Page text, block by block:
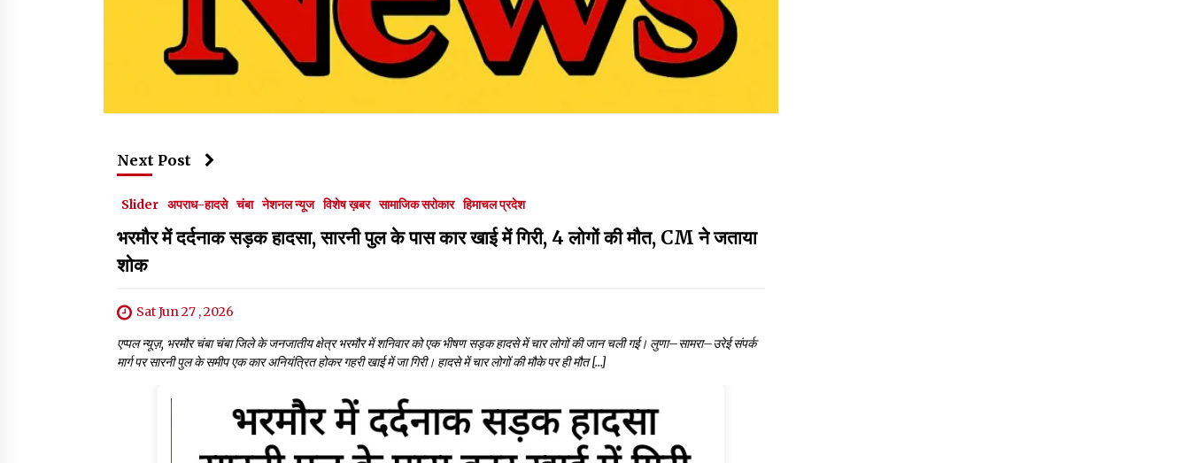
Next Post
Slider अपराध-हादसे चंबा नेशनल न्यूज विशेष ख़बर सामाजिक सरोकार हिमाचल प्रदेश
भरमौर में दर्दनाक सड़क हादसा, सारनी पुल के पास कार खाई में गिरी, 4 लोगों की मौत, CM ने जताया
शोक
Sat Jun 27 , 2026
एप्पल न्यूज़, भरमौर चंबा चंबा जिले के जनजातीय क्षेत्र भरमौर में शनिवार को एक भीषण सड़क हादसे में चार लोगों की जान चली गई। लुणा–सामरा–उरेई संपर्क
मार्ग पर सारनी पुल के समीप एक कार अनियंत्रित होकर गहरी खाई में जा गिरी। हादसे में चार लोगों की मौके पर ही मौत […]